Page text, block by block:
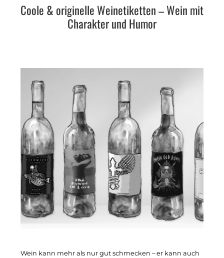
Coole & originelle Weinetiketten – Wein mit
Charakter und Humor
Wein kann mehr als nur gut schmecken – er kann auch